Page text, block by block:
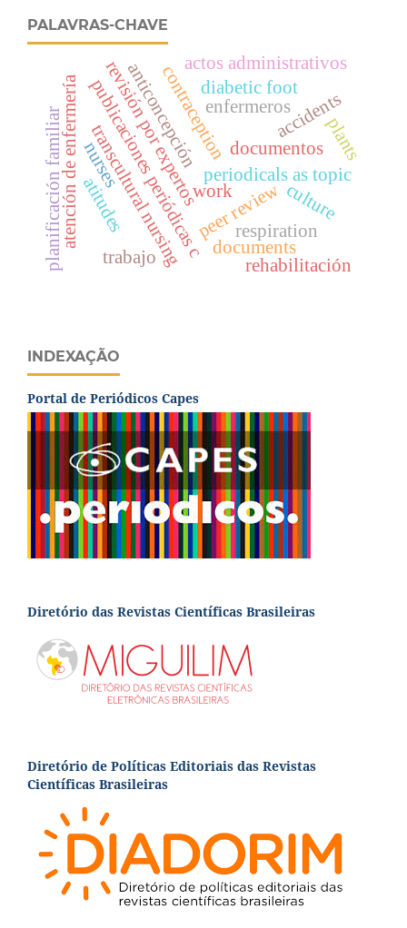
PALAVRAS-CHAVE
documentos
periodicals as topic
revisión por expertos
publicaciones periódicas c
transcultural nursing
atención de enfermería contraception
planificación familiar anticoncepción
peer review
documents
nurses
actos administrativos
enfermerosaccidents
diabetic foot
respiration
rehabilitación
atitudes culture
plants
work
trabajo
INDEXAÇÃO
Portal de Periódicos Capes
Diretório das Revistas Científicas Brasileiras
Diretório de Políticas Editoriais das Revistas
Científicas Brasileiras